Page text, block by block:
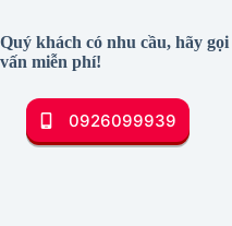
Quý khách có nhu cầu, hãy gọi
vấn miễn phí!
0926099939